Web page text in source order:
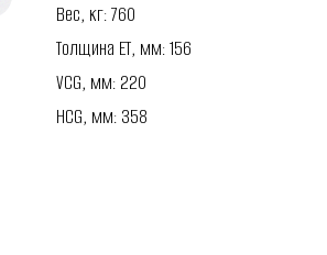
Вес, кг: 760
Толщина ET, мм: 156
VCG, мм: 220
HCG, мм: 358